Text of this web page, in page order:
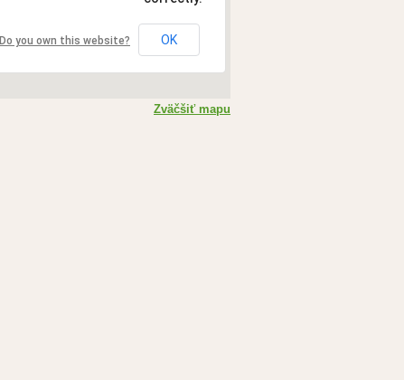
Do you own this website? OK
Zväčšiť mapu